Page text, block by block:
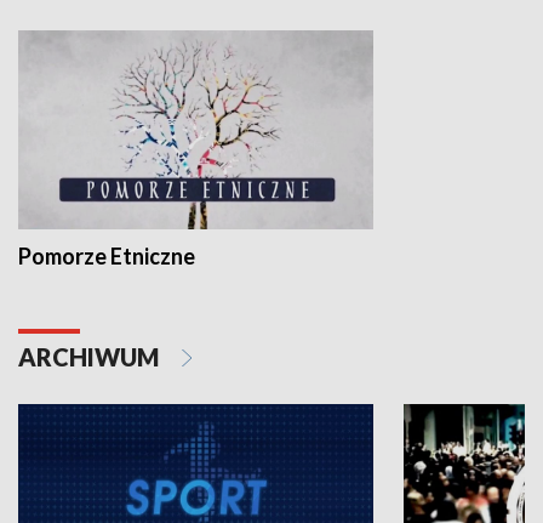
Pomorze Etniczne
ARCHIWUM